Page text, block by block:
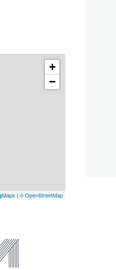
+
−
Maps | © OpenStreetMap